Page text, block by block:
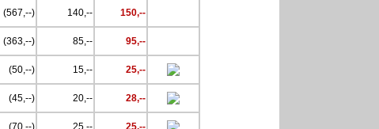
(567,--) 140,-- 150,--
(363,--) 85,-- 95,--
(50,--) 15,-- 25,--
(45,--) 20,-- 28,--
(70,--) 25,-- 25,--